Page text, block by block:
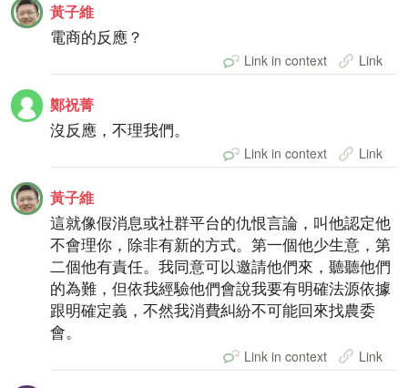
黃子維
電商的反應？
Link in context Link
鄭祝菁
沒反應，不理我們。
Link in context Link
黃子維
這就像假消息或社群平台的仇恨言論，叫他認定他
不會理你，除非有新的方式。第一個他少生意，第
二個他有責任。我同意可以邀請他們來，聽聽他們
的為難，但依我經驗他們會說我要有明確法源依據
跟明確定義，不然我消費糾紛不可能回來找農委
會。
Link in context Link